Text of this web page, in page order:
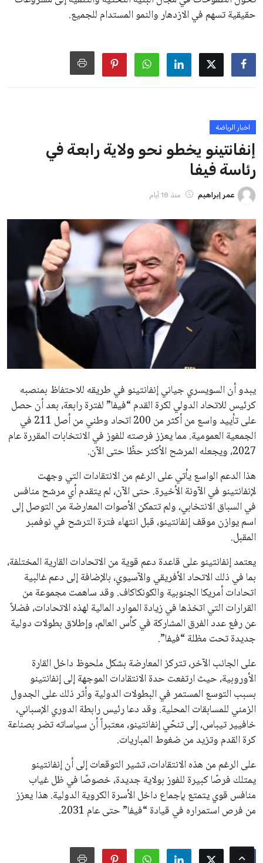
من فرص استمراره في قيادة “فيفا” حتى عام 2031.
ايوا مصر
الاخبار الشائعة
إنفانتينو يخطو نحو ولاية رابعة في رئاسة فيفا
عمر إبراهيم
مستثمر هندي بريطاني يسعى لامتلاك حصة
عمر إبراهيم 22 يوليو 2026
تحقق من قهوتك المغشوشة 7 علامات تدل
على جودتها قبل أول رشفة
خالد فؤاد 18 يوليو 2026
القائمة البريدية
انضم إلى قائمة المشتركين لدينا لتحصل على أحدث الأخبار، التحديثات
والعروض الخاصة مباشرة في صندوق بريدك
اشتراك
جميع الحقوق محفوظة لموقعنا ايوا مصر